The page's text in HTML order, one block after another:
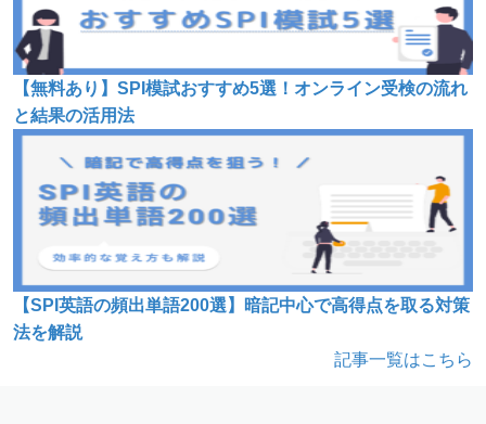
【無料あり】SPI模試おすすめ5選！オンライン受検の流れ
と結果の活用法
【SPI英語の頻出単語200選】暗記中心で高得点を取る対策
法を解説
記事一覧はこちら